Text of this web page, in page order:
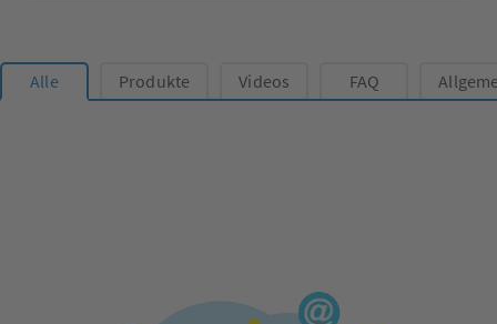
Alle Produkte Videos FAQ